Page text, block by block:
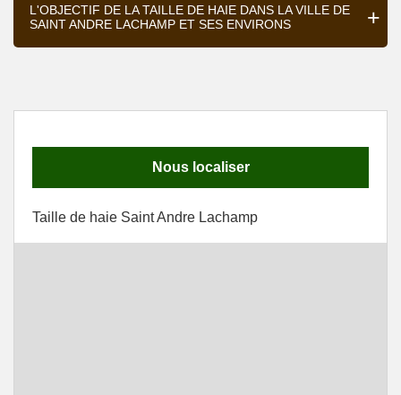
L'OBJECTIF DE LA TAILLE DE HAIE DANS LA VILLE DE
SAINT ANDRE LACHAMP ET SES ENVIRONS
Nous localiser
Taille de haie Saint Andre Lachamp